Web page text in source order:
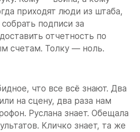
приходят люди из штаба,
подписи за
отчетность по
счетам. Толку — ноль.
что все всё знают. Два
на сцену, два раза нам
Руслана знает. Обещала
Кличко знает, та же